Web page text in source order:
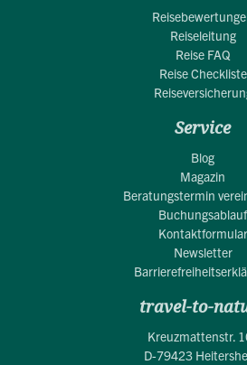
Reiseleitung
Reise FAQ
Reise Checkliste
Service
Blog
Magazin
Beratungstermin
Buchungsablauf
Kontaktformular
Newsletter
travel-to-
Kreuzmattenstr.
D-79423